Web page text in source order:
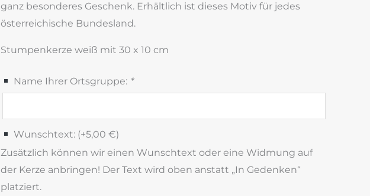
ganz besonderes Geschenk. Erhältlich ist dieses Motiv für jedes
österreichische Bundesland.
Stumpenkerze weiß mit 30 x 10 cm
Name Ihrer Ortsgruppe: *
Wunschtext: (+5,00€)
Zusätzlich können wir einen Wunschtext oder eine Widmung auf
der Kerze anbringen! Der Text wird oben anstatt „In Gedenken“
platziert.